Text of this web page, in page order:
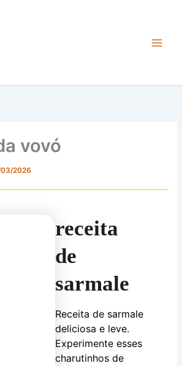
vovó
2026
receita
de
sarmale
Receita de sarmale
deliciosa e leve.
Experimente esses
charutinhos de